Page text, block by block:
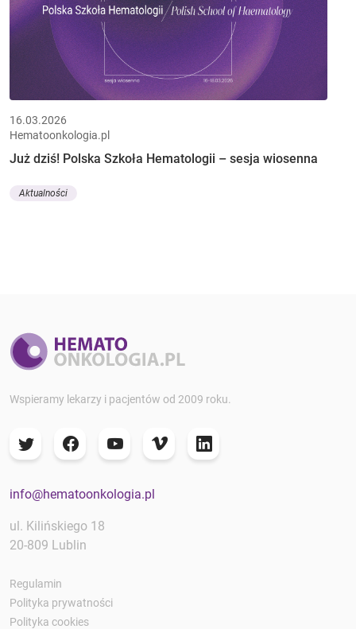
16.03.2026
Hematoonkologia.pl
Już dziś! Polska Szkoła Hematologii – sesja wiosenna
Aktualności
Wspieramy lekarzy i pacjentów od 2009 roku.
info@hematoonkologia.pl
ul. Kilińskiego 18
20-809 Lublin
Regulamin
Polityka prywatności
Polityka cookies